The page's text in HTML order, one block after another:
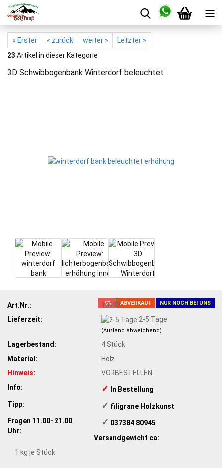
« Erster « zurück weiter »
Letzter »
23 Artikel in dieser Kategorie
3D Schwibbogenbank Winterdorf beleuchtet
-9% ABVERKAUF NUR NOCH BEI UNS
Art.Nr.:
10992
Lieferzeit:
2-5 Tage
(Ausland abweichend)
Lagerbestand: 4 Stück
Material:
Holz
Hinweis:
VORBESTELLEN
Info:
✓
​In Bestellung
Tipp:
✓ ​ filigrane Holzkunst
Fragen 11.00- 21.00
Uhr:
✓ ​ 037384 80945
Versandgewicht ca:
1 kg je Stück